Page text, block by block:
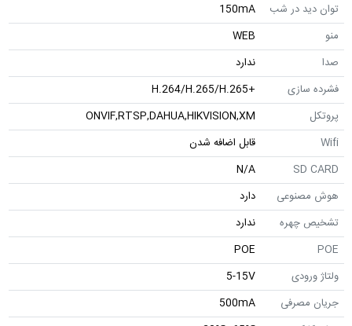
توان دید در شب
150mA
منو
WEB
صدا
ندارد
فشرده سازی
+H.264/H.265/H.265
پروتکل
ONVIF,RTSP,DAHUA,HIKVISION,XM
Wifi
قابل اضافه شدن
SD CARD
N/A
هوش مصنوعی
دارد
تشخیص چهره
ندارد
POE
POE
ولتاژ ورودی
5-15V
جریان مصرفی
500mA